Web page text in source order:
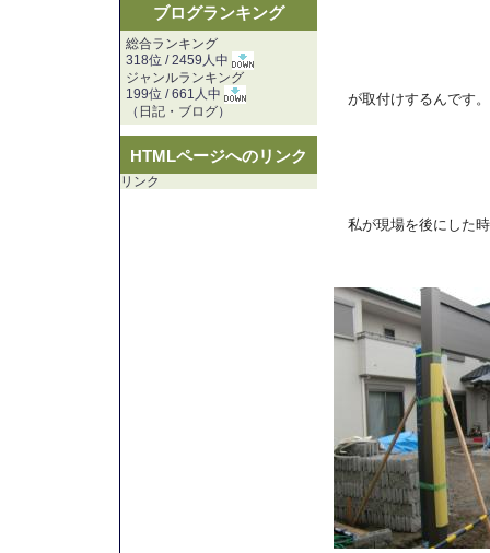
が取付けするんです。
私が現場を後にした
ブログランキング
総合ランキング
318位 / 2459人中
ジャンルランキング
199位 / 661人中
（ 日記・ブログ）
HTMLページへのリンク
リンク